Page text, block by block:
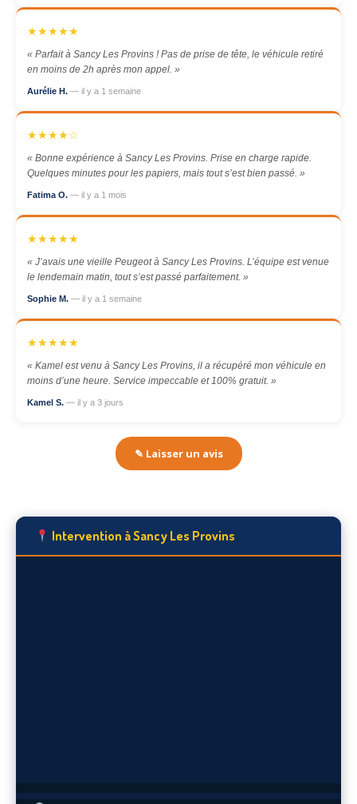
★★★★★
« Parfait à Sancy Les Provins ! Pas de prise de tête, le véhicule retiré
en moins de 2h après mon appel. »
Aurélie H. — il y a 1 semaine
★★★★☆
« Bonne expérience à Sancy Les Provins. Prise en charge rapide.
Quelques minutes pour les papiers, mais tout s’est bien passé. »
Fatima O. — il y a 1 mois
★★★★★
« J’avais une vieille Peugeot à Sancy Les Provins. L’équipe est venue
le lendemain matin, tout s’est passé parfaitement. »
Sophie M. — il y a 1 semaine
★★★★★
« Kamel est venu à Sancy Les Provins, il a récupéré mon véhicule en
moins d’une heure. Service impeccable et 100% gratuit. »
Kamel S. — il y a 3 jours
✎ Laisser un avis
Intervention à Sancy Les Provins